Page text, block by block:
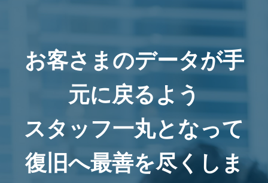
お客さまのデータが手
元に戻るよう
スタッフ一丸となって
復旧へ最善を尽くしま